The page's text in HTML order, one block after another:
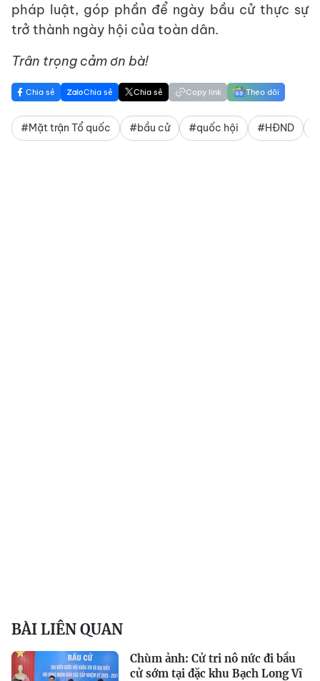
pháp luật, góp phần để ngày bầu cử thực sự
trở thành ngày hội của toàn dân.
Trân trọng cảm ơn bà!
Chia sẻ Chia sẻ Chia sẻ Copy link Theo dõi
#Mặt trận Tổ quốc #bầu cử #quốc hội #HĐND
BÀI LIÊN QUAN
Chùm ảnh: Cử tri nô nức đi bầu
cử sớm tại đặc khu Bạch Long Vĩ